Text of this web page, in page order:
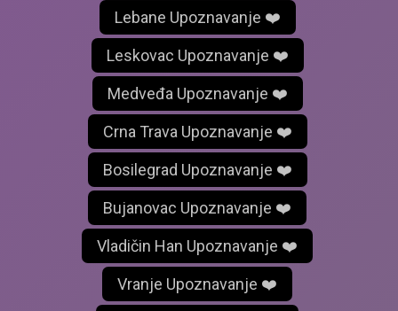
Lebane Upoznavanje ❤️
Leskovac Upoznavanje ❤️
Medveđa Upoznavanje ❤️
Crna Trava Upoznavanje ❤️
Bosilegrad Upoznavanje ❤️
Bujanovac Upoznavanje ❤️
Vladičin Han Upoznavanje ❤️
Vranje Upoznavanje ❤️